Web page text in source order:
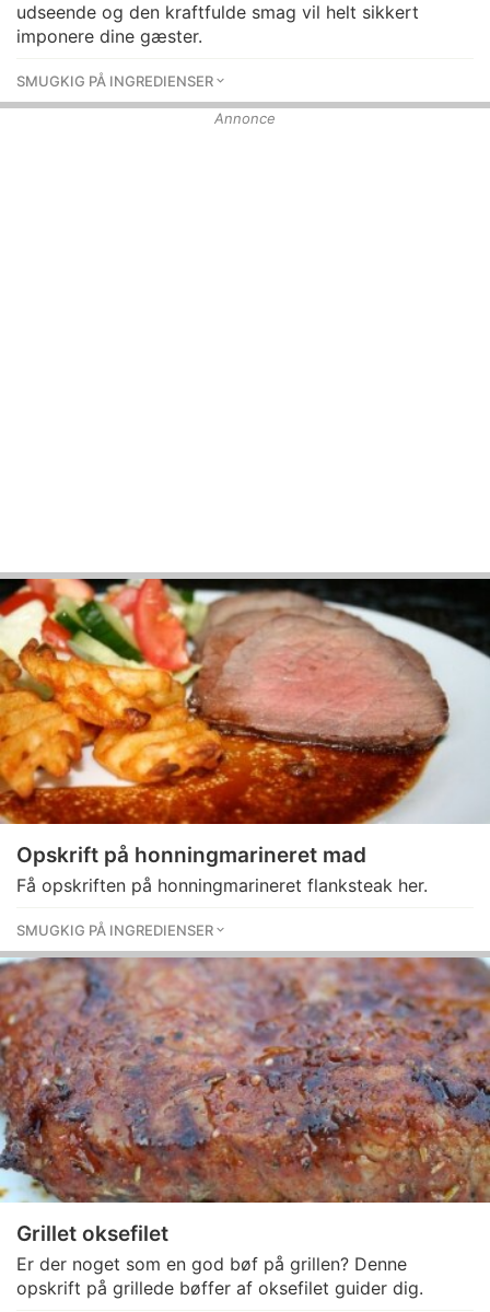
udseende og den kraftfulde smag vil helt sikkert
imponere dine gæster.
SMUGKIG PÅ INGREDIENSER
Annonce
Opskrift på honningmarineret mad
Få opskriften på honningmarineret flanksteak her.
SMUGKIG PÅ INGREDIENSER
Grillet oksefilet
Er der noget som en god bøf på grillen? Denne
opskrift på grillede bøffer af oksefilet guider dig.